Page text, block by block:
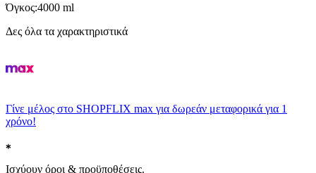
Όγκος:4000 ml
Δες όλα τα χαρακτηριστικά
Γίνε μέλος στο SHOPFLIX max για δωρεάν μεταφορικά για 1
χρόνο!
Ισχύουν όροι & προϋποθέσεις.